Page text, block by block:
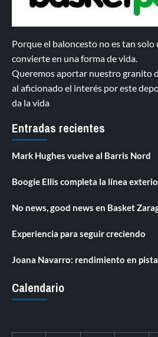
Porque el baloncesto no es tan solo
convierte en una forma de vida.
Queremos aportar nuestro granito
al aficionado el interés por este
da la vida
Entradas recientes
Mark Hughes vuelve al Barris Nord
Boogie Ellis completa la línea
No news, good news en Basket
Experiencia para seguir creciendo
Joana Navarro: rendimiento en pista
Calendario